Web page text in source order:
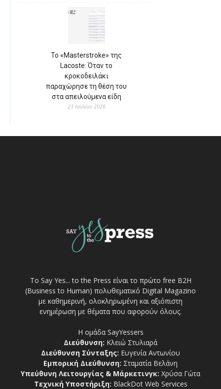
Το «Masterstroke» της
Lacoste: Όταν το
κροκοδειλάκι
παραχώρησε τη θέση του
στα απειλούμενα είδη
23 Ιουλίου 2026
Το Say Yes... to the Press είναι το πρώτο free Β2Η
(Business to Human) πολυθεματικό Digital Magazino
με καθημερινή, ολοκληρωμένη και αξιόπιστη
ενημέρωση με θέματα που αφορούν όλους.
Η ομάδα SayYessers
Διεύθυνση: Κλειώ Στυλιαρά
Διεύθυνση Σύνταξης: Ευγενία Αντωνίου
Εμπορική Διεύθυνση: Σταματία Βελάνη
Υπεύθυνη Λειτουργίας & Μάρκετινγκ: Χρύσα Γώτα
Τεχνική Υποστήριξη: BlackDot Web Services